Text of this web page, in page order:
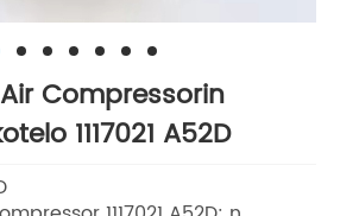
Compressorin
1117021 A52D